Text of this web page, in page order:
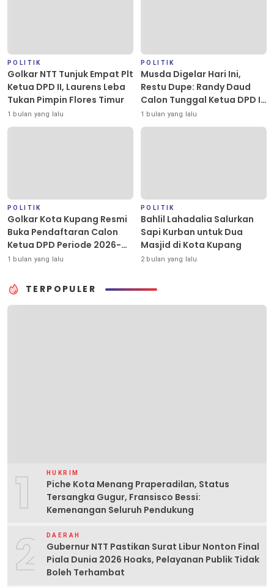
POLITIK
Golkar NTT Tunjuk Empat Plt
Ketua DPD II, Laurens Leba
Tukan Pimpin Flores Timur
1 bulan yang lalu
POLITIK
Musda Digelar Hari Ini,
Restu Dupe: Randy Daud
Calon Tunggal Ketua DPD II
Golkar Kota Kupang
1 bulan yang lalu
POLITIK
Golkar Kota Kupang Resmi
Buka Pendaftaran Calon
Ketua DPD Periode 2026-
2031
1 bulan yang lalu
POLITIK
Bahlil Lahadalia Salurkan
Sapi Kurban untuk Dua
Masjid di Kota Kupang
2 bulan yang lalu
TERPOPULER
1 HUKRIM
Piche Kota Menang Praperadilan, Status
Tersangka Gugur, Fransisco Bessi:
Kemenangan Seluruh Pendukung
2 DAERAH
Gubernur NTT Pastikan Surat Libur Nonton Final
Piala Dunia 2026 Hoaks, Pelayanan Publik Tidak
Boleh Terhambat